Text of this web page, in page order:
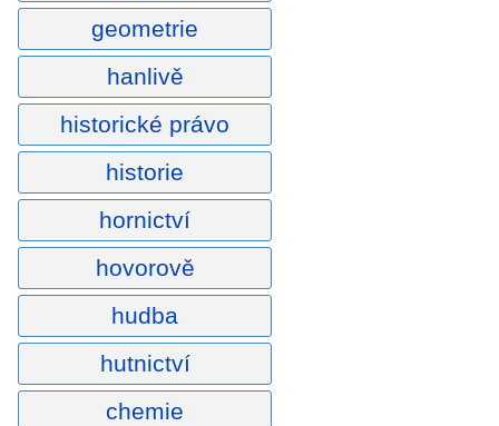
geometrie
hanlivě
historické právo
historie
hornictví
hovorově
hudba
hutnictví
chemie